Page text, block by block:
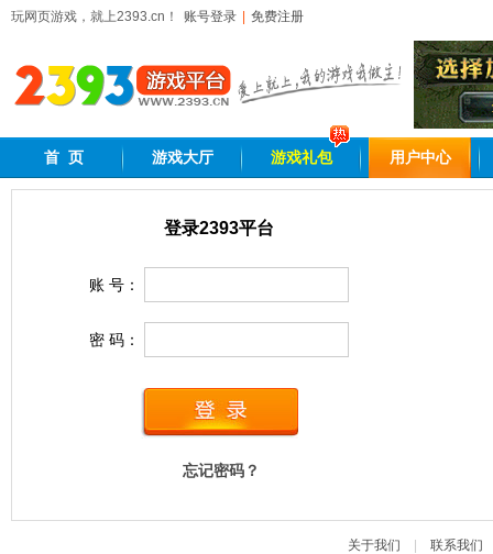
玩网页游戏，就上2393.cn！ 账号登录 免费注册
首 页 游戏大厅 游戏礼包 用户中心
登录2393平台
账 号：
密 码：
忘记密码？
关于我们 联系我们